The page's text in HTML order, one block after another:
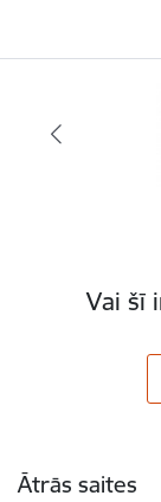
Vai šī
Ātrās saites